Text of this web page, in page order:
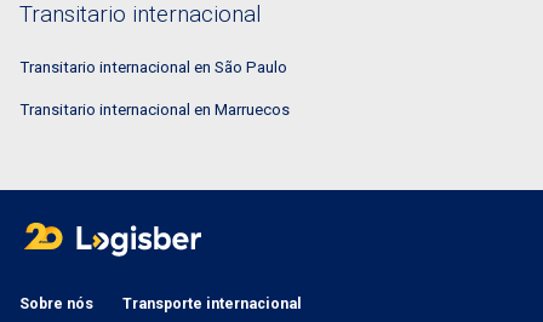
Transitario internacional
Transitario internacional en São Paulo
Transitario internacional en Marruecos
Sobre nós
Transporte internacional